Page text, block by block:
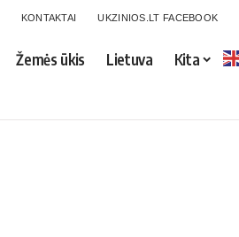
KONTAKTAI UKZINIOS.LT FACEBOOK
Žemės ūkis Lietuva Kita